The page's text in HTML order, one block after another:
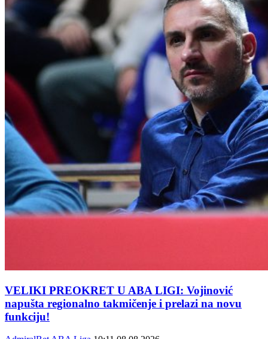
VELIKI PREOKRET U ABA LIGI: Vojinović
napušta regionalno takmičenje i prelazi na novu
funkciju!